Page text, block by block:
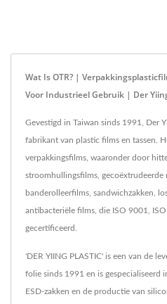
Wat Is OTR? |
Voor Industrieel Gebruik | Der
Gevestigd in Taiwan sinds 1991, Der
fabrikant van plastic films en tassen.
verpakkingsfilms, waaronder door
stroomhullingsfilms, gecoëxtrudeerde
banderolleerfilms, sandwichzakken,
antibacteriële films, die ISO 9001,
gecertificeerd.
'DER YIING PLASTIC' is een van de
folie sinds 1991 en is gespecialiseerd
ESD-zakken en de productie van